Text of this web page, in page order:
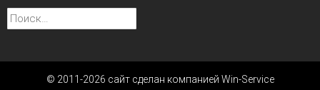
Найти:
© 2011-2026 сайт сделан компанией Win-Service